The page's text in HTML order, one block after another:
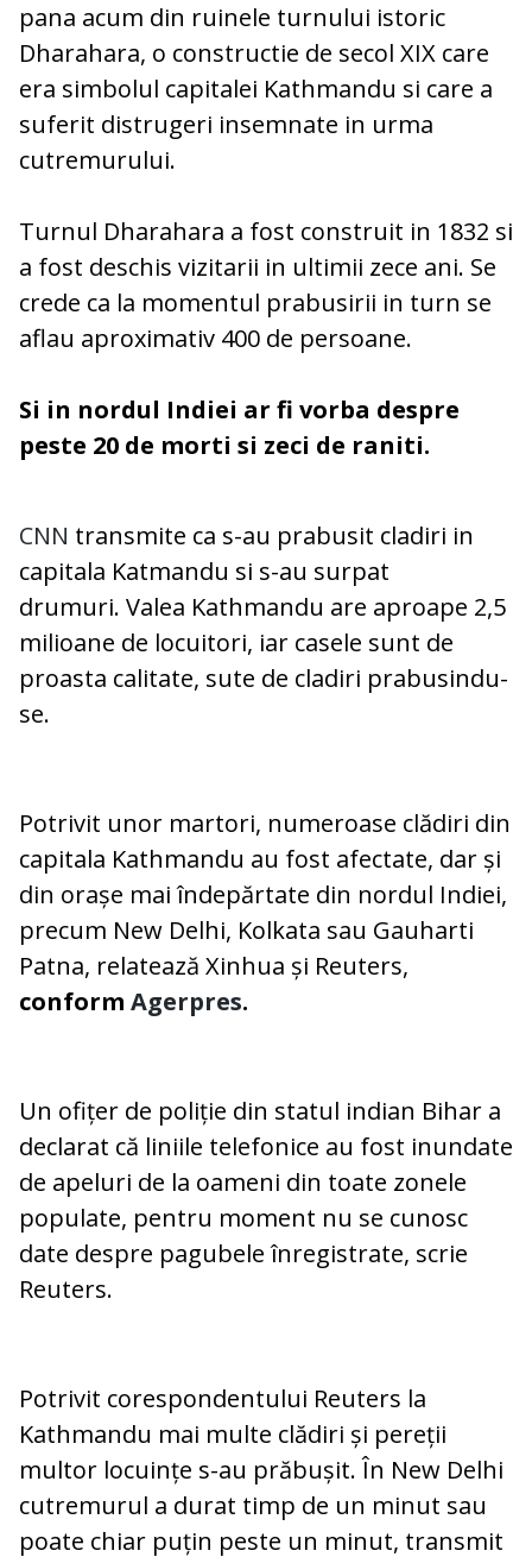
pana acum din ruinele turnului istoric
Dharahara, o constructie de secol XIX care
era simbolul capitalei Kathmandu si care a
suferit distrugeri insemnate in urma
cutremurului.
Turnul Dharahara a fost construit in 1832 si
a fost deschis vizitarii in ultimii zece ani. Se
crede ca la momentul prabusirii in turn se
aflau aproximativ 400 de persoane.
Si in nordul Indiei ar fi vorba despre
peste 20 de morti si zeci de raniti.
CNN transmite ca s-au prabusit cladiri in
capitala Katmandu si s-au surpat
drumuri. Valea Kathmandu are aproape 2,5
milioane de locuitori, iar casele sunt de
proasta calitate, sute de cladiri prabusindu-
se.
Potrivit unor martori, numeroase clădiri din
capitala Kathmandu au fost afectate, dar și
din orașe mai îndepărtate din nordul Indiei,
precum New Delhi, Kolkata sau Gauharti
Patna, relatează Xinhua și Reuters,
conform Agerpres.
Un ofițer de poliție din statul indian Bihar a
declarat că liniile telefonice au fost inundate
de apeluri de la oameni din toate zonele
populate, pentru moment nu se cunosc
date despre pagubele înregistrate, scrie
Reuters.
Potrivit corespondentului Reuters la
Kathmandu mai multe clădiri și pereții
multor locuințe s-au prăbușit. În New Delhi
cutremurul a durat timp de un minut sau
poate chiar puțin peste un minut, transmit